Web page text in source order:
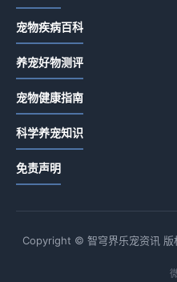
宠物疾病百科
养宠好物测评
宠物健康指南
科学养宠知识
免责声明
Copyright © 智穹界乐宠资讯 版